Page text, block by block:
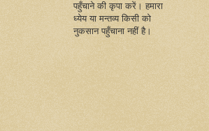
पहुँचाने की कृपा करें। हमारा
ध्येय या मन्तव्य किसी को
नुकसान पहुँचाना नहीं है।